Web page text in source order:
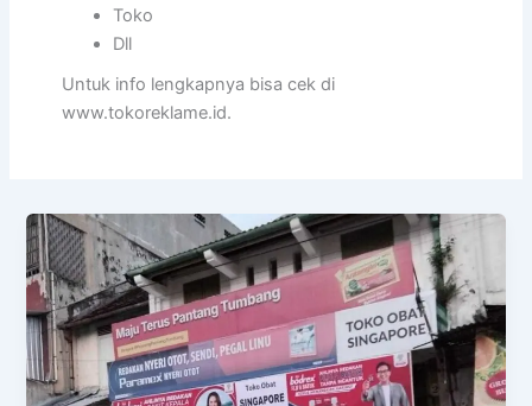
Toko
Dll
Untuk info lengkapnya bisa cek di
www.tokoreklame.id.